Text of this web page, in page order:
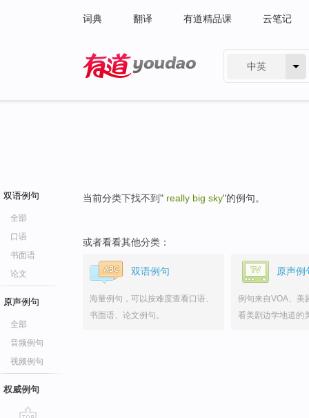
词典 翻译 有道精品课 云笔记
中英
双语例句
全部
口语
书面语
论文
原声例句
全部
音频例句
视频例句
权威例句
当前分类下找不到" really big sky"的例句。
或者看看其他分类：
双语例句
海量例句，可以按难度查看口语、
书面语、论文例句。
原声例
例句来自VOA、美
看美剧边学地道的